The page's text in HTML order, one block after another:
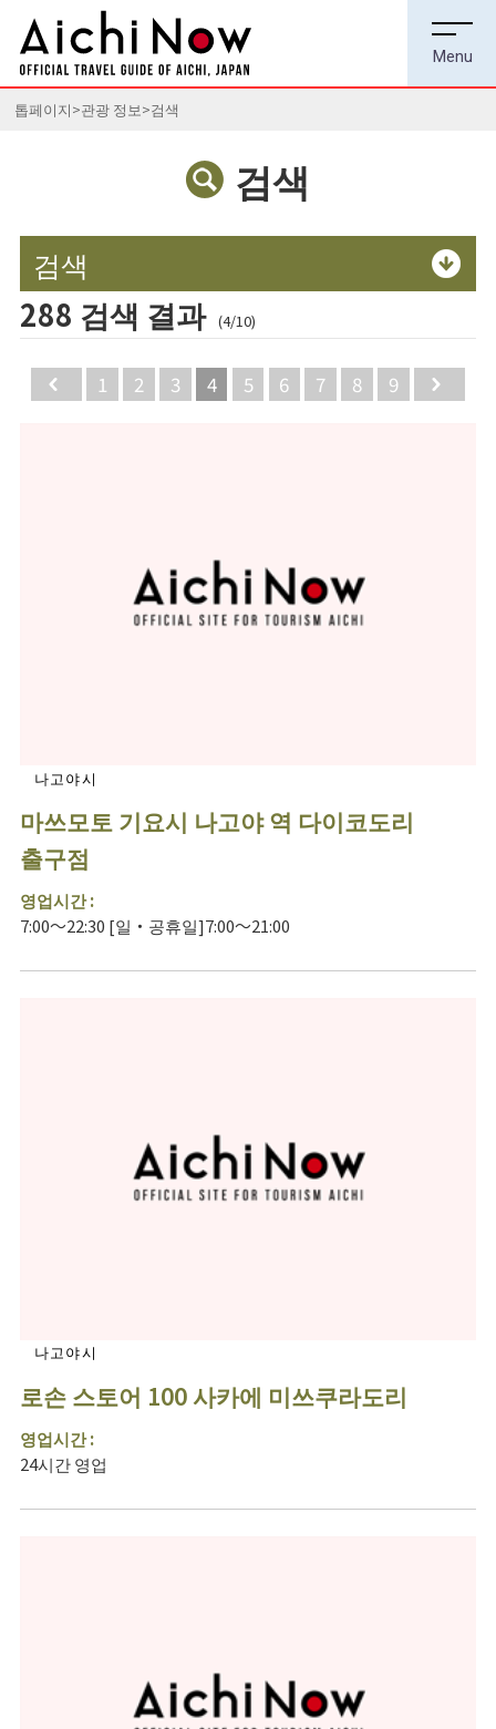
톱페이지 관광 정보 검색
검색
검색
288 검색 결과 (4/10)
Back
1 2 3 4 5 6 7 8 9
나고야시
마쓰모토 기요시 나고야 역 다이코도리
출구점
영업시간 :
7:00～22:30 [일・공휴일]7:00～21:00
나고야시
로손 스토어 100 사카에 미쓰쿠라도리
영업시간 :
24시간 영업